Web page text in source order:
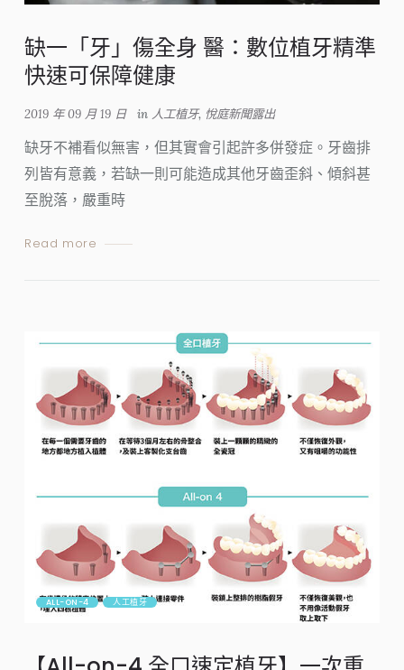
缺一「牙」傷全身 醫：數位植牙精準
快速可保障健康
2019 年 09 月 19 日 in 人工植牙, 悅庭新聞露出
缺牙不補看似無害，但其實會引起許多併發症。牙齒排
列皆有意義，若缺一則可能造成其他牙齒歪斜、傾斜甚
至脫落，嚴重時
Read more
ALL-ON-4 人工植牙